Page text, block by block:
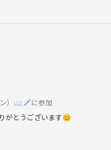
ン）📖🖊に参加
がとうございます😊